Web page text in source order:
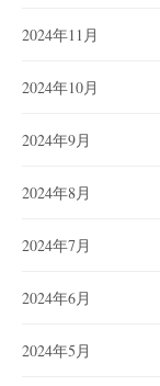
2024年11月
2024年10月
2024年9月
2024年8月
2024年7月
2024年6月
2024年5月